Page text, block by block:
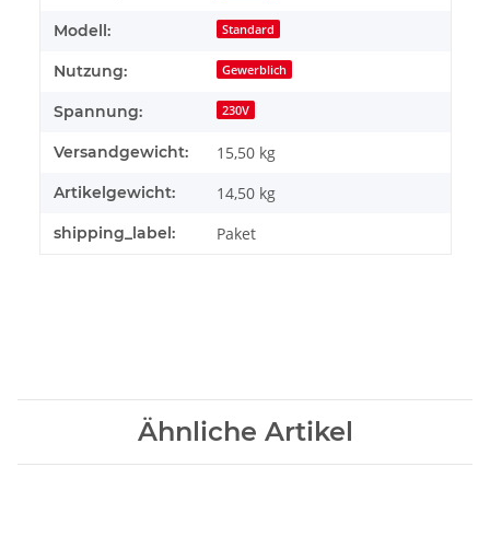
Modell: Standard
Nutzung: Gewerblich
Spannung: 230V
Versandgewicht: 15,50 kg
Artikelgewicht: 14,50 kg
shipping_label: Paket
Ähnliche Artikel